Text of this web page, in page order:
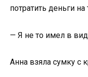
потратить деньги
— Я не то имел в
Анна взяла сумку с